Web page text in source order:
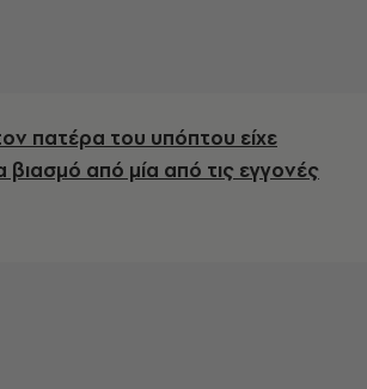
πατέρα του υπόπτου είχε
βιασμό από μία από τις εγγονές